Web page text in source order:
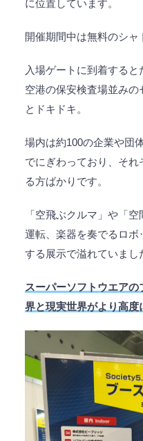
に位置しています。
開催期間中は無料のシャ
入場ゲートに到着すると
空港の保安検査場並み
とドキドキ。
場内は約100の企業や団
でにぎわっており、そ
る方ばかりです。
「空飛ぶクルマ」や「
運転、楽器を奏でるロボ
する展示で溢れていまし
スーパーソフトウエア
界と現実世界がより高度